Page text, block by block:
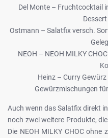
Del Monte – Fruchtcocktail
Ostmann – Salatfix versch.
NEOH – NEOH MILKY
Heinz – Curry
Gewürzmischungen
Auch wenn das Salatfix direkt
noch zwei weitere Produkte,
Die NEOH MILKY CHOC